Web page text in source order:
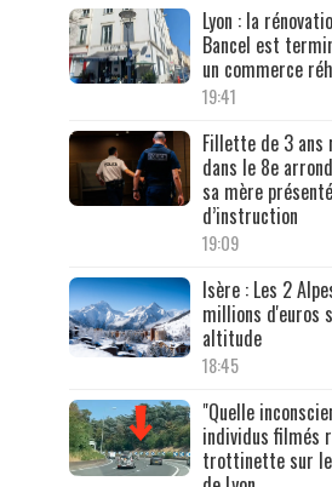
Lyon : la
Bancel est
un commerce
19:41
Fillette de 3
dans le 8e
sa mère
d’instruction
19:09
Isère : Les 2
millions d'euros
altitude
18:45
"Quelle
individus filmés
trottinette sur